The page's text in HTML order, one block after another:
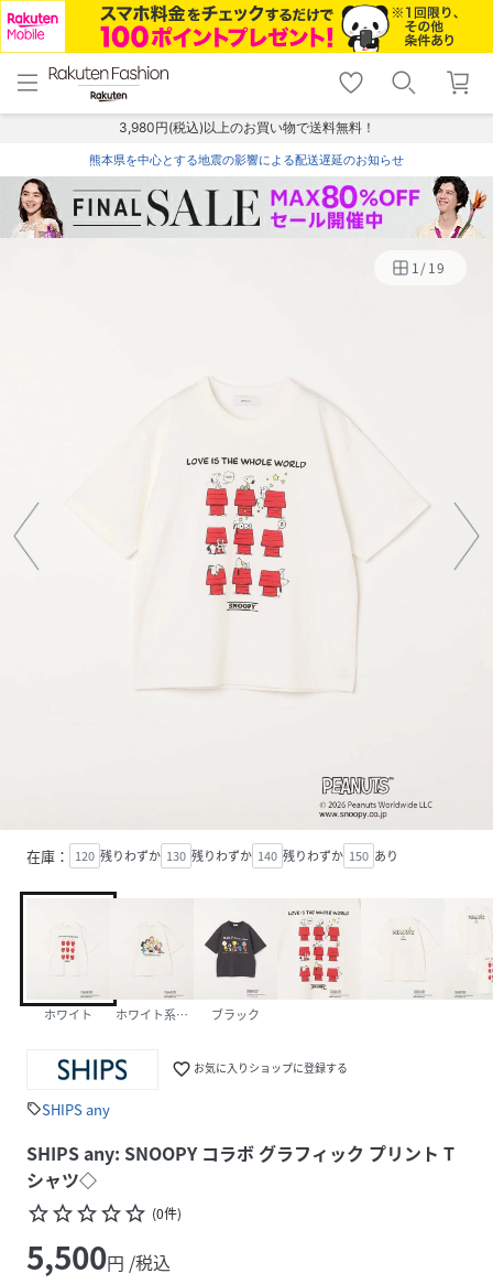
menu home
トップ
shopping_cart lock_outline
ログイン
3,980円(税込)以上のお買い物で送料無料！
熊本県を中心とする地震の影響による配送遅延のお知らせ
1/19
在庫： 120 残りわずか 130 残りわずか 140 残りわずか 150 あり
ホワイト ホワイト系その他 ブラック
favorite_border お気に入りショップに登録する
sellSHIPS any
SHIPS any: SNOOPY コラボ グラフィック プリント T
シャツ◇
star_borderstar_borderstar_borderstar_borderstar_border (0件)
5,500円 /税込